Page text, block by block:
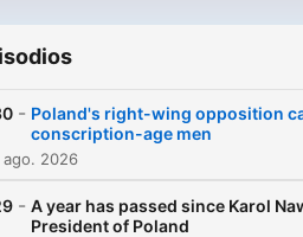
- Poland's right-wing opposition
conscription-age men
ago. 2026
- A year has passed since Karol
President of Poland